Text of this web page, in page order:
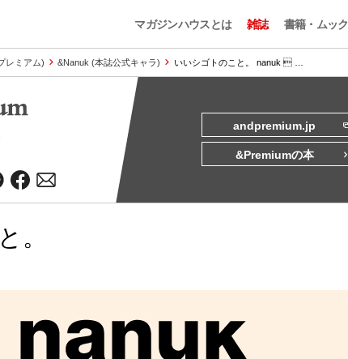
マガジンハウスとは 雑誌 書籍・ムック
レミアム) &Nanuk (本誌公式キャラ) いいシゴトのこと。 nanuk  …
andpremium.jp
&Premiumの本
。